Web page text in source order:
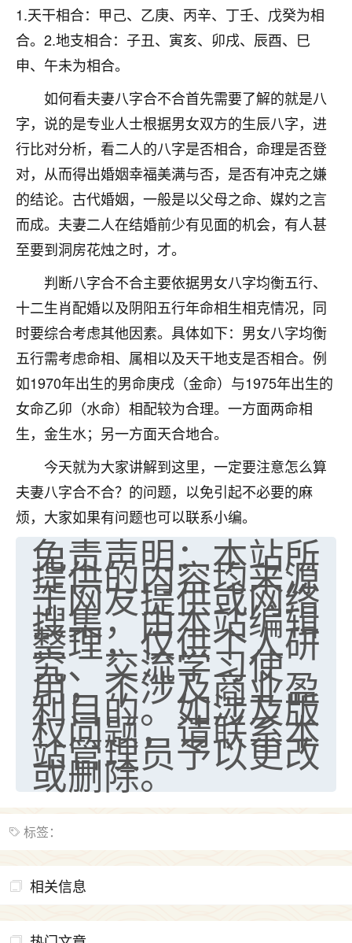
1.天干相合：甲己、乙庚、丙辛、丁壬、戊癸为相
合。2.地支相合：子丑、寅亥、卯戌、辰酉、巳
申、午未为相合。
如何看夫妻八字合不合首先需要了解的就是八
字，说的是专业人士根据男女双方的生辰八字，进
行比对分析，看二人的八字是否相合，命理是否登
对，从而得出婚姻幸福美满与否，是否有冲克之嫌
的结论。古代婚姻，一般是以父母之命、媒妁之言
而成。夫妻二人在结婚前少有见面的机会，有人甚
至要到洞房花烛之时，才。
判断八字合不合主要依据男女八字均衡五行、
十二生肖配婚以及阴阳五行年命相生相克情况，同
时要综合考虑其他因素。具体如下：男女八字均衡
五行需考虑命相、属相以及天干地支是否相合。例
如1970年出生的男命庚戌（金命）与1975年出生的
女命乙卯（水命）相配较为合理。一方面两命相
生，金生水；另一方面天合地合。
今天就为大家讲解到这里，一定要注意怎么算
夫妻八字合不合？的问题，以免引起不必要的麻
烦，大家如果有问题也可以联系小编。
免责声明：本站所
提供的内容均来源
于网友提供或网络
搜集，由本站编辑
整理，仅供个人研
究、交流学习使
用，不涉及商业盈
利目的。如涉及版
权问题，请联系本
站管理员予以更改
或删除。
标签：
相关信息
2天前 来自云南 11
优秀的张同学
老师收徒吗？？我对这些很感兴趣
2天前 来自山西 15